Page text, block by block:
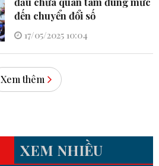
đến chuyển đổi số
17/05/2025 10:04
Xem thêm
XEM NHIỀU